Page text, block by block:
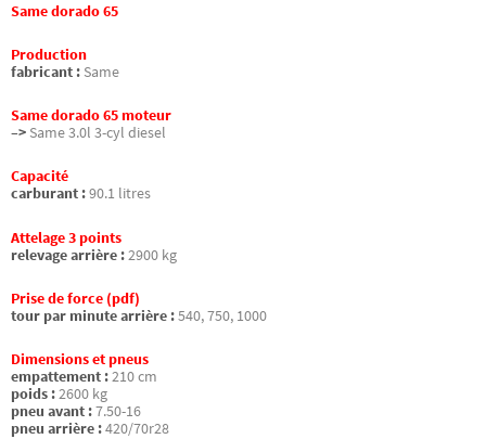
Same dorado 65
Production
fabricant : Same
Same dorado 65 moteur
–> Same 3.0l 3-cyl diesel
Capacité
carburant :90.1 litres
Attelage 3 points
relevage arrière :2900 kg
Prise de force (pdf)
tour par minute arrière :540, 750, 1000
Dimensions et pneus
empattement :210 cm
poids :2600 kg
pneu avant :7.50-16
pneu arrière :420/70r28